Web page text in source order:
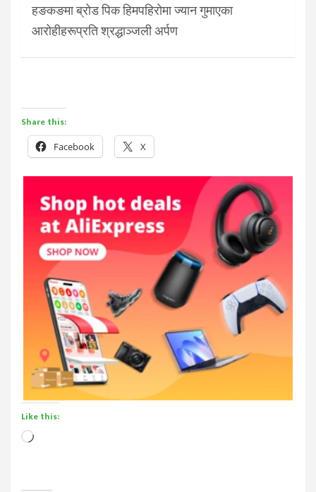
हङकङमा ब्रोड पिक हिमपहिरोमा ज्यान गुमाएका
आरोहीहरूप्रति श्रद्धाञ्जली अर्पण
Share this:
Facebook X
Like this:
Loading…